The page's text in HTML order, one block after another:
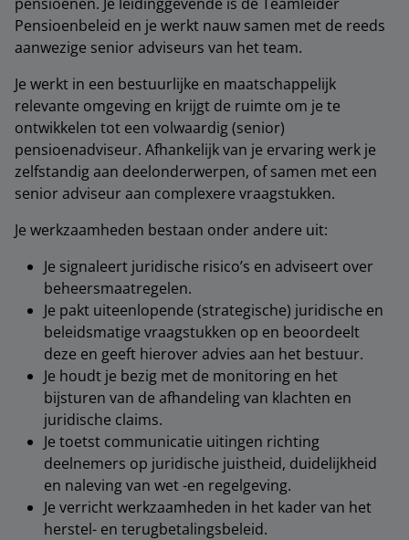
Pensioenbeleid en je werkt nauw samen met de reeds
aanwezige senior adviseurs van het team.
Je werkt in een bestuurlijke en maatschappelijk
relevante omgeving en krijgt de ruimte om je te
ontwikkelen tot een volwaardig (senior)
pensioenadviseur. Afhankelijk van je ervaring werk je
zelfstandig aan deelonderwerpen, of samen met een
senior adviseur aan complexere vraagstukken.
Je werkzaamheden bestaan onder andere uit:
Je signaleert juridische risico’s en adviseert over
beheersmaatregelen.
Je pakt uiteenlopende (strategische) juridische en
beleidsmatige vraagstukken op en beoordeelt
deze en geeft hierover advies aan het bestuur.
Je houdt je bezig met de monitoring en het
bijsturen van de afhandeling van klachten en
juridische claims.
Je toetst communicatie uitingen richting
deelnemers op juridische juistheid, duidelijkheid
en naleving van wet -en regelgeving.
Je verricht werkzaamheden in het kader van het
herstel- en terugbetalingsbeleid.